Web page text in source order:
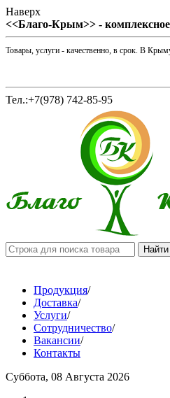
Наверх
<<Благо-Крым>> - комплексное
Товары, услуги - качественно, в срок. В
Тел.:+7(978) 742-85-95
Продукция/
Доставка/
Услуги/
Сотрудничество/
Вакансии/
Контакты
Суббота, 08 Августа 2026